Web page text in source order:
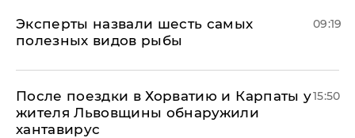
Эксперты назвали шесть самых
полезных видов рыбы
09:19
После поездки в Хорватию и Карпаты у
жителя Львовщины обнаружили
хантавирус
15:50